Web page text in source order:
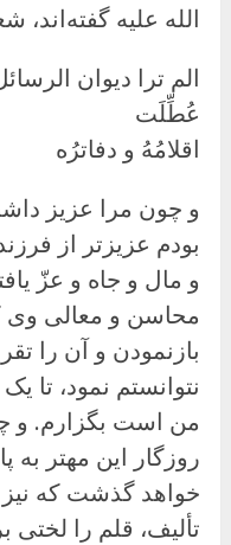
الله علیه گفته‌اند،
الم ترا دیوان
عُطِّلَت
اقلامُهُ و دفاترُه
و چون مرا عزیز
بودم عزیزتر از
و مال و جاه و عزّ
محاسن و معالی
بازنمودن و آن را
نتوانستم نمود، تا
من است بگزارم. و
روزگار این مهتر به
خواهد گذشت که نیز
تألیف، قلم را لختی